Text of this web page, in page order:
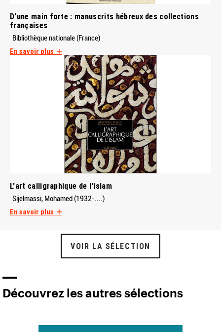
D'une main forte : manuscrits hébreux des collections
françaises
Bibliothèque nationale (France)
En savoir plus
L'art calligraphique de l'Islam
Sijelmassi, Mohamed (1932-....)
En savoir plus
VOIR LA SÉLECTION
Découvrez les autres sélections